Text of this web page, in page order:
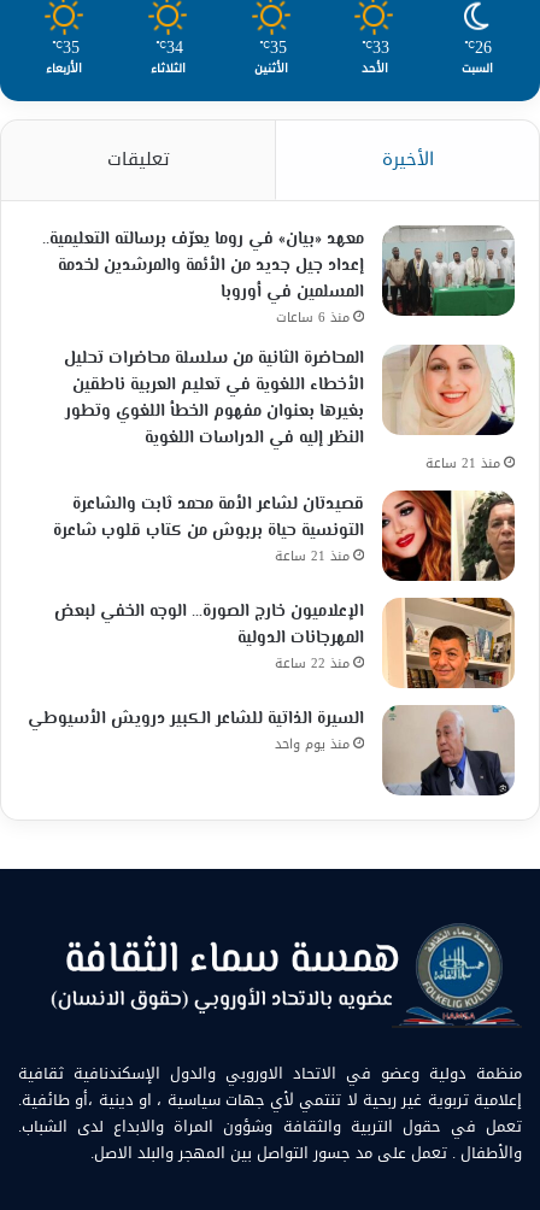
26
℃
السبت
33
℃
الأحد
35
℃
الأثنين
34
℃
الثلاثاء
35
℃
الأربعاء
الأخيرة تعليقات
معهد «بيان» في روما يعرّف برسالته التعليمية..
إعداد جيل جديد من الأئمة والمرشدين لخدمة
المسلمين في أوروبا
منذ 6 ساعات
المحاضرة الثانية من سلسلة محاضرات تحليل
الأخطاء اللغوية في تعليم العربية ناطقين
بغيرها بعنوان مفهوم الخطأ اللغوي وتطور
النظر إليه في الدراسات اللغوية
منذ 21 ساعة
قصيدتان لشاعر الأمة محمد ثابت والشاعرة
التونسية حياة بربوش من كتاب قلوب شاعرة
منذ 21 ساعة
الإعلاميون خارج الصورة… الوجه الخفي لبعض
المهرجانات الدولية
منذ 22 ساعة
السيرة الذاتية للشاعر الكبير درويش الأسيوطي
منذ يوم واحد
منظمة دولية وعضو في الاتحاد الاوروبي والدول الإسكندنافية ثقافية
إعلامية تربوية غير ربحية لا تنتمي لأي جهات سياسية ، او دينية ،أو طائفية.
تعمل في حقول التربية والثقافة وشؤون المراة والابداع لدى الشباب.
والأطفال . تعمل على مد جسور التواصل بين المهجر والبلد الاصل.